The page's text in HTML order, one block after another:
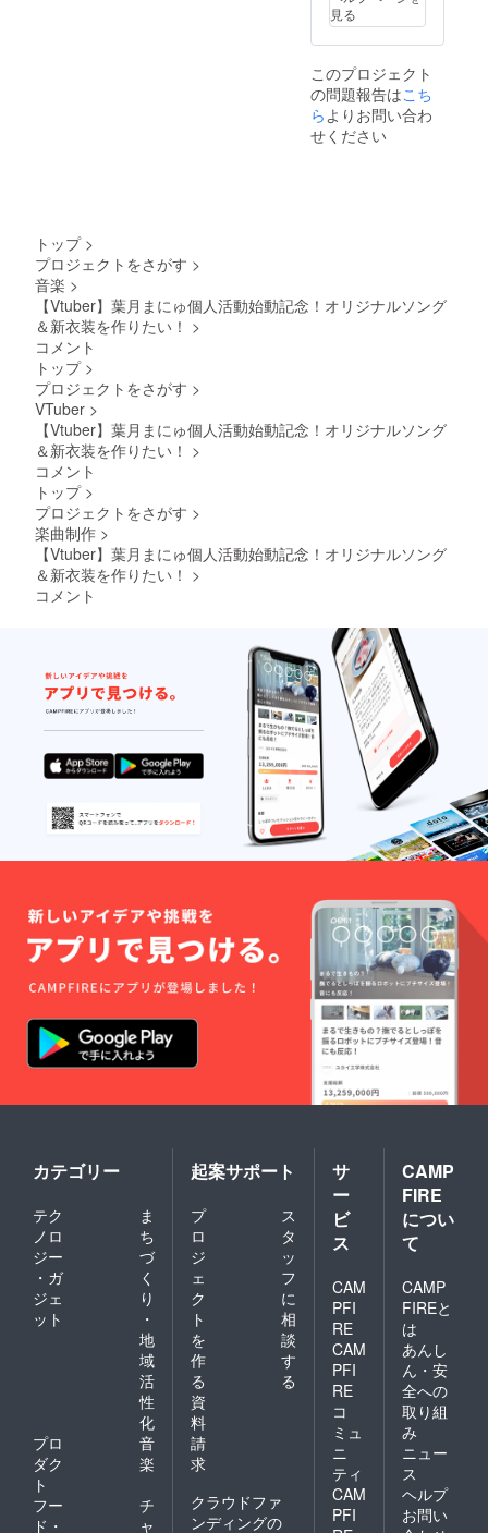
特装版
CDの送
付（現
今回制
作する
オリジ
ナル曲
をCDに
バー入
直筆サ
インと
レット
をお送
談の限
定配信
をお楽
ただけ
ます。
・ま
にゅぬ
いぐる
にゅー
いぐる
みをお
100mm
～150ｍ
MP3の
送付
（デジ
タル）
┗今回
制作す
るオリ
ジナル
曲の
データ
版をお
送りい
たしま
す。 ・
CDの送
付（現
物） ┗
今回制
作する
オリジ
ナル曲
をCDに
してお
たしま
す。制
作した
ナザー
ver.も同
梱いた
しま
す。 ・
イン＆
シリア
ルナン
バー入
りブッ
クレッ
ト（現
物） ┗
葉月ま
にゅの
直筆サ
インと
シリア
ルナン
バーが
（5%O
FF） ┗
割引専
ジを送
付しま
す。 ・
1on1通
話への
・MV相
しみい
ただけ
付（直
筆サイ
付き）
┗ま
にゅー
ざーく
んの着
ぐるみ
を着た
葉月ま
にゅぬ
いぐる
みをお
送りい
たしま
す。サ
長
100mm
～150ｍ
ｍほ
ど。 ・
楽曲
MP3の
送付
（デジ
┗今回
制作す
るオリ
版をお
送りい
たしま
す。 ・
特装版
付（現
物） ┗
今回制
作する
オリジ
ナル曲
をCDに
してお
送りい
たしま
す。制
作した
オリジ
ナル楽
曲のア
見る
このプロジェクト
の問題報告はこち
らよりお問い合わ
せください
トップ >
プロジェクトをさがす >
音楽 >
【Vtuber】葉月まにゅ個人活動始動記念！オリジナルソング
＆新衣装を作りたい！ >
コメント
トップ >
プロジェクトをさがす >
VTuber >
【Vtuber】葉月まにゅ個人活動始動記念！オリジナルソング
＆新衣装を作りたい！ >
コメント
トップ >
プロジェクトをさがす >
楽曲制作 >
【Vtuber】葉月まにゅ個人活動始動記念！オリジナルソング
＆新衣装を作りたい！ >
コメント
カテゴリー
テク
ノロ
ジー
・ガ
ジェ
ット
ま
ち
づ
く
り
・
地
域
活
性
化
プロ
ダク
ト
音
楽
フー
ド・
チ
ャ
起案サポート
プ
ロ
ジ
ェ
ク
ト
を
作
る
ス
タ
ッ
フ
に
相
談
す
る
資
料
請
求
クラウドファ
ンディングの
サ
ー
ビ
ス
CAM
PFI
RE
CAM
PFI
RE
コ
ミュ
ニ
ティ
CAM
PFI
CAMP
FIRE
につい
て
CAMP
FIREと
は
あんし
ん・安
全への
取り組
み
ニュー
ス
ヘルプ
お問い